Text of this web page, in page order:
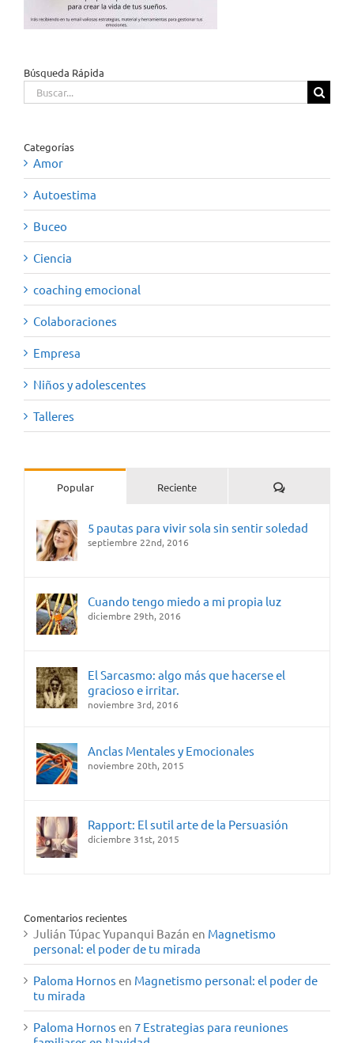
Búsqueda Rápida
Buscar:
Categorías
Amor
Autoestima
Buceo
Ciencia
coaching emocional
Colaboraciones
Empresa
Niños y adolescentes
Talleres
Popular Reciente Comentarios
5 pautas para vivir sola sin sentir soledad
septiembre 22nd, 2016
Cuando tengo miedo a mi propia luz
diciembre 29th, 2016
El Sarcasmo: algo más que hacerse el
gracioso e irritar.
noviembre 3rd, 2016
Anclas Mentales y Emocionales
noviembre 20th, 2015
Rapport: El sutil arte de la Persuasión
diciembre 31st, 2015
Comentarios recientes
Julián Túpac Yupanqui Bazán en Magnetismo
personal: el poder de tu mirada
Paloma Hornos en Magnetismo personal: el poder de
tu mirada
Paloma Hornos en 7 Estrategias para reuniones